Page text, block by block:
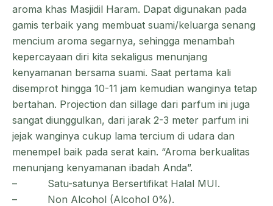
aroma khas Masjidil Haram. Dapat digunakan pada
gamis terbaik yang membuat suami/keluarga senang
mencium aroma segarnya, sehingga menambah
kepercayaan diri kita sekaligus menunjang
kenyamanan bersama suami. Saat pertama kali
disemprot hingga 10-11 jam kemudian wanginya tetap
bertahan. Projection dan sillage dari parfum ini juga
sangat diunggulkan, dari jarak 2-3 meter parfum ini
jejak wanginya cukup lama tercium di udara dan
menempel baik pada serat kain. “Aroma berkualitas
menunjang kenyamanan ibadah Anda”.
–
Satu-satunya Bersertifikat Halal MUI.
–
Non Alcohol (Alcohol 0%).